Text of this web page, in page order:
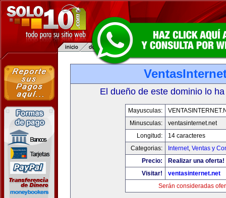
El dueño de este dominio lo
Mayusculas:
Minusculas:
ventasinternet.net
Longitud:
14 caracteres
Categorias:
Internet, Ventas y
Precio:
Realizar una oferta!
Visitar!
ventasinternet.net
Serán consideradas